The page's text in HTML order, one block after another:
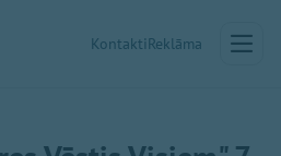
KontaktiReklāma